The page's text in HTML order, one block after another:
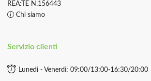
REA:TE N.156443
Chi siamo
Servizio clienti
Lunedì - Venerdì: 09:00/13:00-16:30/20:00